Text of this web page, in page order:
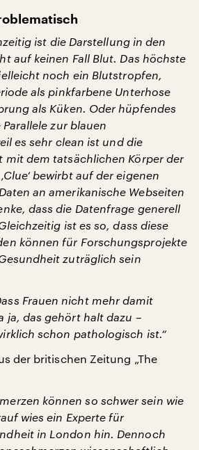
ist die Darstellung in den
auf keinen Fall Blut. Das höchste
noch ein Blutstropfen,
als pinkfarbene Unterhose
als Küken. Oder hüpfendes
zur blauen
es sehr clean ist und die
mit dem tatsächlichen Körper der
bewirbt auf der eigenen
an amerikanische Webseiten
dass die Datenfrage generell
ist es so, dass diese
können für Forschungsprojekte
zuträglich sein
Frauen nicht mehr damit
ja, das gehört halt dazu –
schon pathologisch ist.“
der britischen Zeitung „The
können so schwer sein wie
wies ein Experte für
in London hin. Dennoch